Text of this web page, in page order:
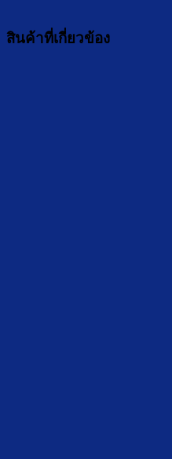
สินค้าที่เกี่ยวข้อง